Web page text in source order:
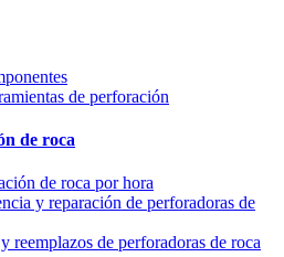
de perforación
de roca
de roca por hora
y reparación de perforadoras de
reemplazos de perforadoras de roca